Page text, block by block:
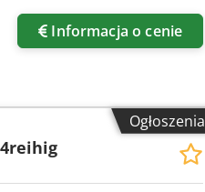
Informacja o cenie
Ogłoszenia